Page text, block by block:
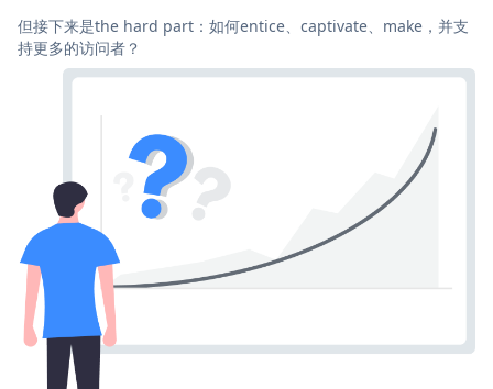
但接下来是the hard part：如何entice、captivate、make，并支
持更多的访问者？